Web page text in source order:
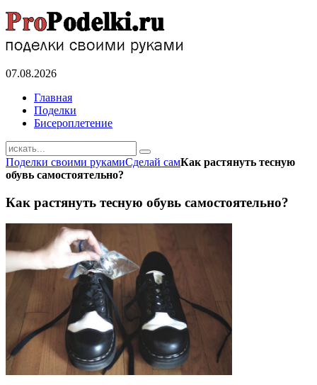
07.08.2026
Главная
Поделки
Бисероплетение
Поделки своими рукамиСделай самКак растянуть тесную
обувь самостоятельно?
Как растянуть тесную обувь самостоятельно?